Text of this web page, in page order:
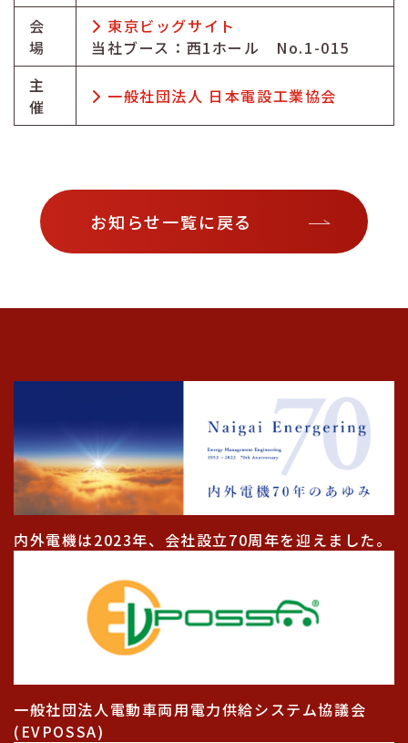
会
場
東京ビッグサイト
当社ブース：西1ホール No.1-015
主
催
一般社団法人 日本電設工業協会
お知らせ一覧に戻る
内外電機は2023年、会社設立70周年を迎えました。
一般社団法人電動車両用電力供給システム協議会
(EVPOSSA)